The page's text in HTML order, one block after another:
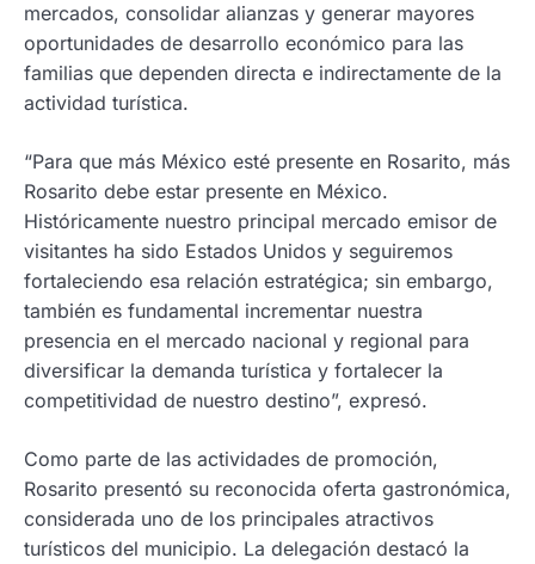
mercados, consolidar alianzas y generar mayores
oportunidades de desarrollo económico para las
familias que dependen directa e indirectamente de la
actividad turística.
“Para que más México esté presente en Rosarito, más
Rosarito debe estar presente en México.
Históricamente nuestro principal mercado emisor de
visitantes ha sido Estados Unidos y seguiremos
fortaleciendo esa relación estratégica; sin embargo,
también es fundamental incrementar nuestra
presencia en el mercado nacional y regional para
diversificar la demanda turística y fortalecer la
competitividad de nuestro destino”, expresó.
Como parte de las actividades de promoción,
Rosarito presentó su reconocida oferta gastronómica,
considerada uno de los principales atractivos
turísticos del municipio. La delegación destacó la